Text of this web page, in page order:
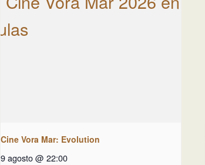
Cine Vora Mar: Evolution
9 agosto @ 22:00